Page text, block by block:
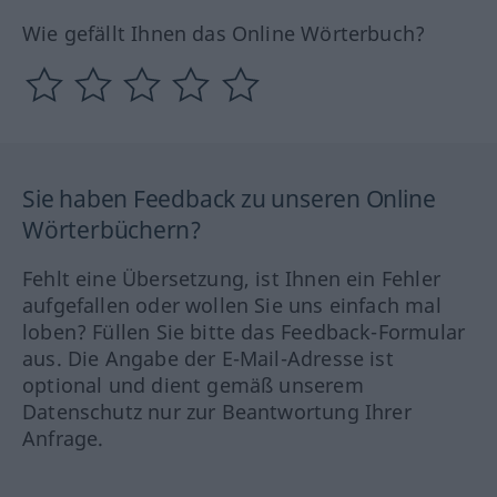
Wie gefällt Ihnen das Online Wörterbuch?
Sie haben Feedback zu unseren Online
Wörterbüchern?
Fehlt eine Übersetzung, ist Ihnen ein Fehler
aufgefallen oder wollen Sie uns einfach mal
loben? Füllen Sie bitte das Feedback-Formular
aus. Die Angabe der E-Mail-Adresse ist
optional und dient gemäß unserem
Datenschutz nur zur Beantwortung Ihrer
Anfrage.